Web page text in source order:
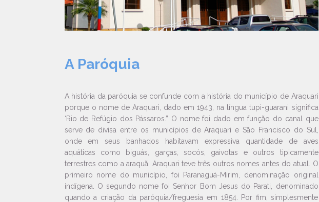
A Paróquia
A história da paróquia se confunde com a história do município de Araquari
porque o nome de Araquari, dado em 1943, na língua tupi-guarani significa
‘Rio de Refúgio dos Pássaros.” O nome foi dado em função do canal que
serve de divisa entre os municípios de Araquari e São Francisco do Sul,
onde em seus banhados habitavam expressiva quantidade de aves
aquáticas como biguás, garças, socós, gaivotas e outros tipicamente
terrestres como a araquã. Araquari teve três outros nomes antes do atual. O
primeiro nome do município, foi Paranaguá-Mirim, denominação original
indígena. O segundo nome foi Senhor Bom Jesus do Parati, denominado
quando a criação da paróquia/freguesia em 1854. Por fim, simplesmente